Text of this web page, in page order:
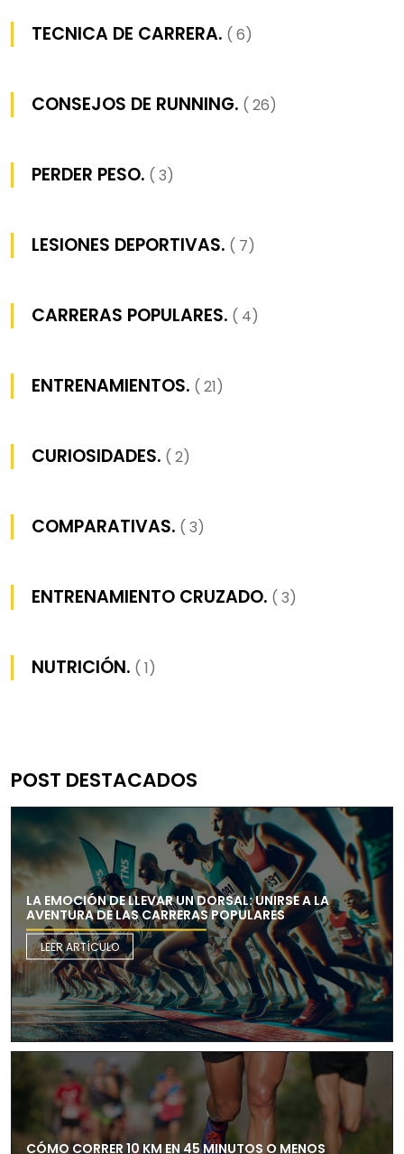
TECNICA DE CARRERA. ( 6)
CONSEJOS DE RUNNING. ( 26)
PERDER PESO. ( 3)
LESIONES DEPORTIVAS. ( 7)
CARRERAS POPULARES. ( 4)
ENTRENAMIENTOS. ( 21)
CURIOSIDADES. ( 2)
COMPARATIVAS. ( 3)
ENTRENAMIENTO CRUZADO. ( 3)
NUTRICIÓN. ( 1)
POST DESTACADOS
LA EMOCIÓN DE LLEVAR UN DORSAL: UNIRSE A LA
AVENTURA DE LAS CARRERAS POPULARES
LEER ARTÍCULO
CÓMO CORRER 10 KM EN 45 MINUTOS O MENOS